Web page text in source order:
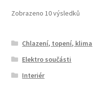
Zobrazeno 10 výsledkůSeřazeno
Chlazení, topení, klima
Elektro součásti
Interiér